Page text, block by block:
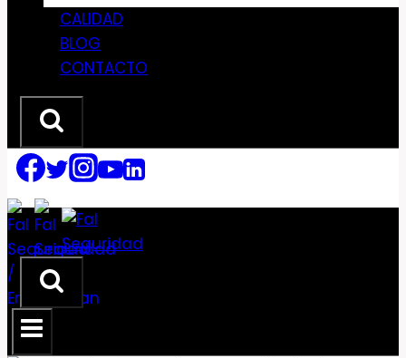
CALIDAD
BLOG
CONTACTO